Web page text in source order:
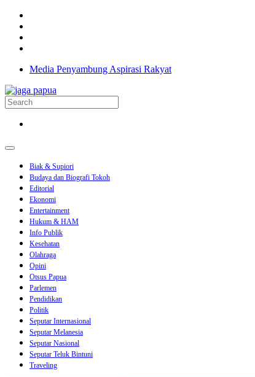
Media Penyambung Aspirasi Rakyat
Biak & Supiori
Budaya dan Biografi Tokoh
Editorial
Ekonomi
Entertainment
Hukum & HAM
Info Publik
Kesehatan
Olahraga
Opini
Otsus Papua
Parlemen
Pendidikan
Politik
Seputar Internasional
Seputar Melanesia
Seputar Nasional
Seputar Teluk Bintuni
Traveling